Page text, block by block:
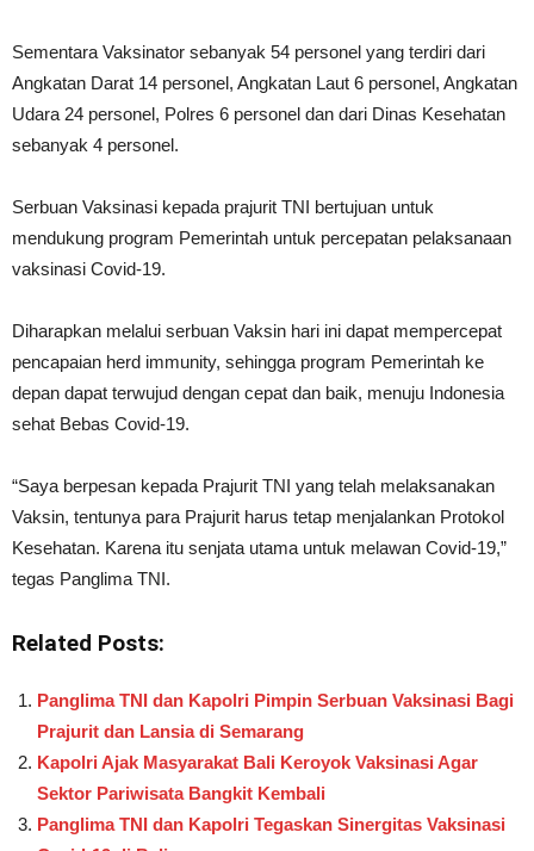
Sementara Vaksinator sebanyak 54 personel yang terdiri dari
Angkatan Darat 14 personel, Angkatan Laut 6 personel, Angkatan
Udara 24 personel, Polres 6 personel dan dari Dinas Kesehatan
sebanyak 4 personel.
Serbuan Vaksinasi kepada prajurit TNI bertujuan untuk
mendukung program Pemerintah untuk percepatan pelaksanaan
vaksinasi Covid-19.
Diharapkan melalui serbuan Vaksin hari ini dapat mempercepat
pencapaian herd immunity, sehingga program Pemerintah ke
depan dapat terwujud dengan cepat dan baik, menuju Indonesia
sehat Bebas Covid-19.
“Saya berpesan kepada Prajurit TNI yang telah melaksanakan
Vaksin, tentunya para Prajurit harus tetap menjalankan Protokol
Kesehatan. Karena itu senjata utama untuk melawan Covid-19,”
tegas Panglima TNI.
Related Posts:
Panglima TNI dan Kapolri Pimpin Serbuan Vaksinasi Bagi
Prajurit dan Lansia di Semarang
Kapolri Ajak Masyarakat Bali Keroyok Vaksinasi Agar
Sektor Pariwisata Bangkit Kembali
Panglima TNI dan Kapolri Tegaskan Sinergitas Vaksinasi